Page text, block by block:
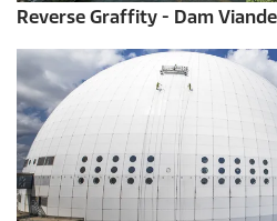
Reverse Graffity - Dam